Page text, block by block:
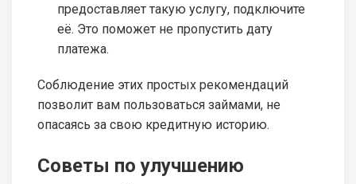
предоставляет такую услугу, подключите
её. Это поможет не пропустить дату
платежа.
Соблюдение этих простых рекомендаций
позволит вам пользоваться займами, не
опасаясь за свою кредитную историю.
Советы по улучшению